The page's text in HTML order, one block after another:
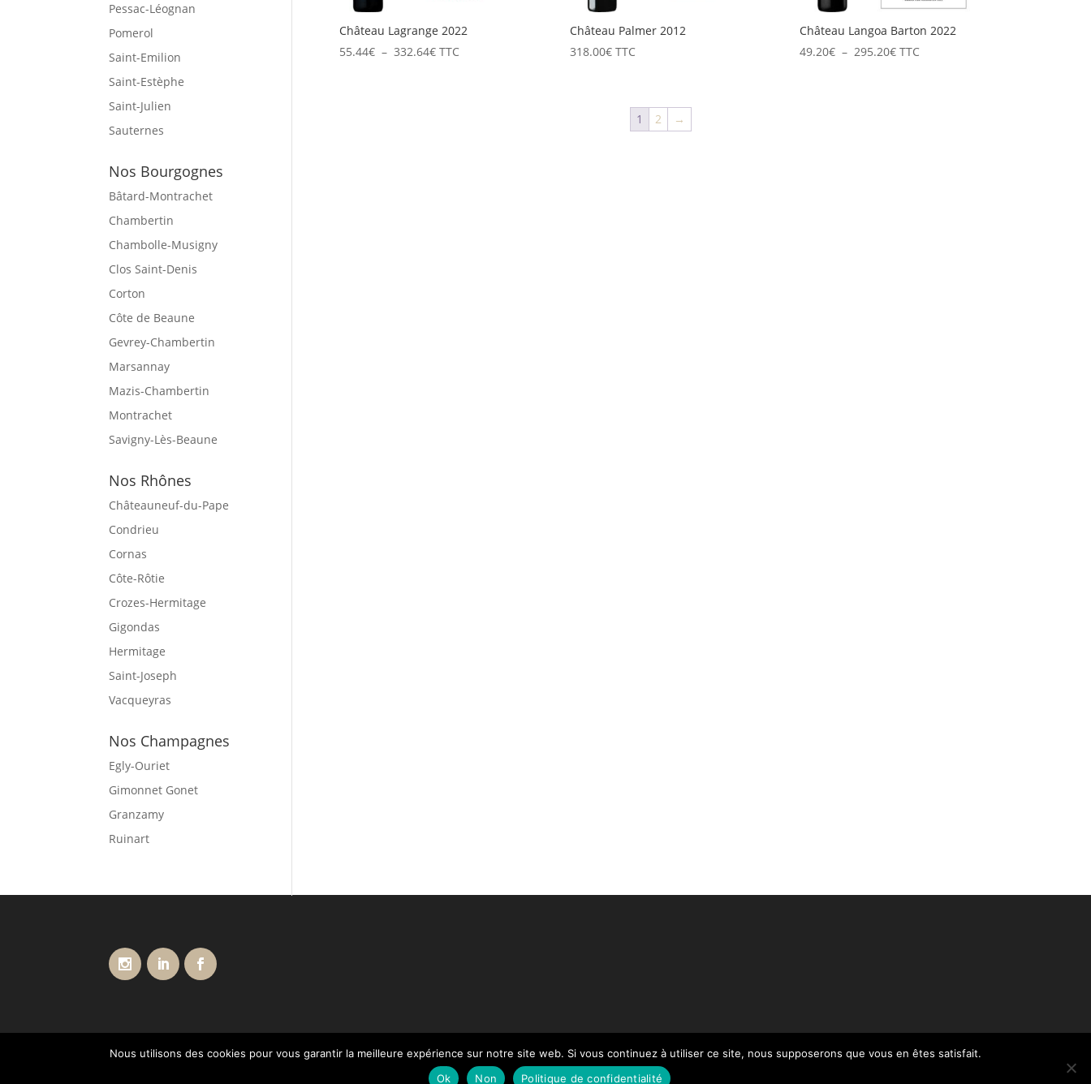
Château Lagrange 2022
55.44€ – 332.64€Plage
TTC
Château Palmer 2012
318.00€ TTC
Château Langoa Barton 2022
49.20€ – 295.20€Plage
TTC
1 2 →
Pessac-Léognan
Pomerol
Saint-Emilion
Saint-Estèphe
Saint-Julien
Sauternes
Nos Bourgognes
Bâtard-Montrachet
Chambertin
Chambolle-Musigny
Clos Saint-Denis
Corton
Côte de Beaune
Gevrey-Chambertin
Marsannay
Mazis-Chambertin
Montrachet
Savigny-Lès-Beaune
Nos Rhônes
Châteauneuf-du-Pape
Condrieu
Cornas
Côte-Rôtie
Crozes-Hermitage
Gigondas
Hermitage
Saint-Joseph
Vacqueyras
Nos Champagnes
Egly-Ouriet
Gimonnet Gonet
Granzamy
Ruinart
Conditions générales de vente Livraisons Paiement Mentions légales Contact Notre Catalogue Politique de confidentialité – RGPD
Nous utilisons des cookies pour vous garantir la meilleure expérience sur notre site web. Si vous continuez à utiliser ce site, nous supposerons que vous en êtes satisfait.
Ok
Non Politique de confidentialité